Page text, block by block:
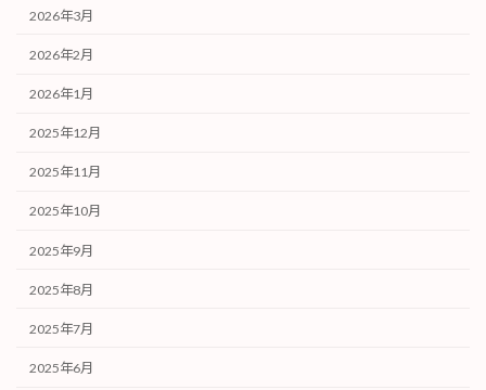
2026年3月
2026年2月
2026年1月
2025年12月
2025年11月
2025年10月
2025年9月
2025年8月
2025年7月
2025年6月